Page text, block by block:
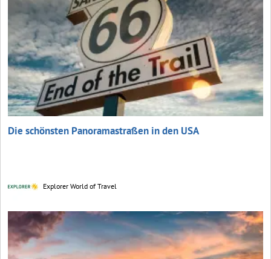
Die schönsten Panoramastraßen in den USA
Explorer World of Travel